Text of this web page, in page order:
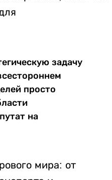
задачу
просто
на
мира: от